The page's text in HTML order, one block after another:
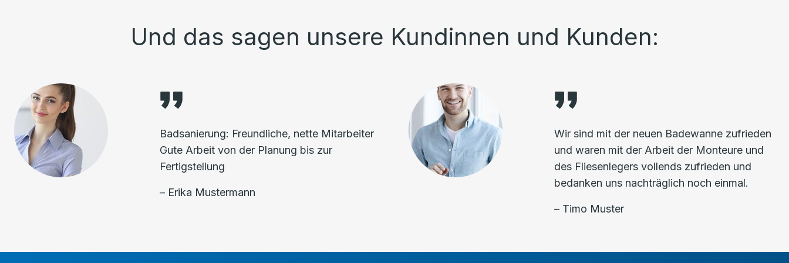
Und das sagen unsere Kundinnen und Kunden:
Badsanierung: Freundliche, nette Mitarbeiter
Gute Arbeit von der Planung bis zur
Fertigstellung
– Erika Mustermann
Wir sind mit der neuen Badewanne zufrieden
und waren mit der Arbeit der Monteure und
des Fliesenlegers vollends zufrieden und
bedanken uns nachträglich noch einmal.
– Timo Muster